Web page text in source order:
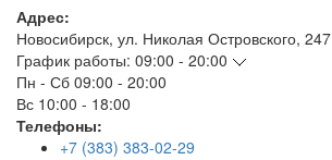
Адрес:
Новосибирск, ул. Николая Островского, 247
График работы: 09:00 - 20:00
Пн - Сб 09:00 - 20:00
Вс 10:00 - 18:00
Телефоны:
+7 (383) 383-02-29